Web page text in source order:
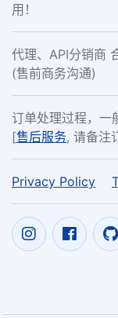
用！
代理、API分销商
(售前商务沟通)
订单处理过程，一
[售后服务, 请备注
Privacy Policy